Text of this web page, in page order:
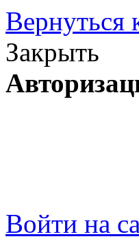
Вернуться
Закрыть
Войти на